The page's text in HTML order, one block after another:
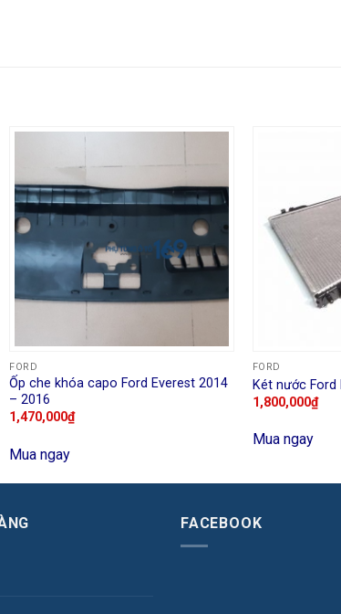
FORD
Ốp che khóa capo Ford Everest 2014
– 2016
1,470,000₫
Mua ngay
FORD
Két nước Ford
1,800,000₫
Mua ngay
FACEBOOK